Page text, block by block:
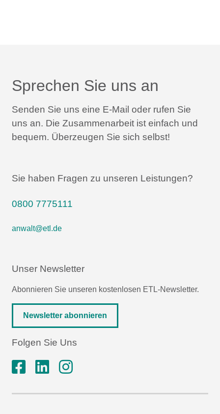
Sprechen Sie uns an
Senden Sie uns eine E-Mail oder rufen Sie
uns an. Die Zusammenarbeit ist einfach und
bequem. Überzeugen Sie sich selbst!
Sie haben Fragen zu unseren Leistungen?
0800 7775111
anwalt@etl.de
Unser Newsletter
Abonnieren Sie unseren kostenlosen ETL-Newsletter.
Newsletter abonnieren
Folgen Sie Uns